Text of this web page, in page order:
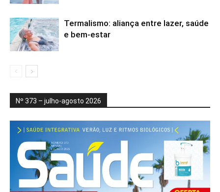
Termalismo: aliança entre lazer, saúde
e bem-estar
Nº 373 – julho-agosto 2026